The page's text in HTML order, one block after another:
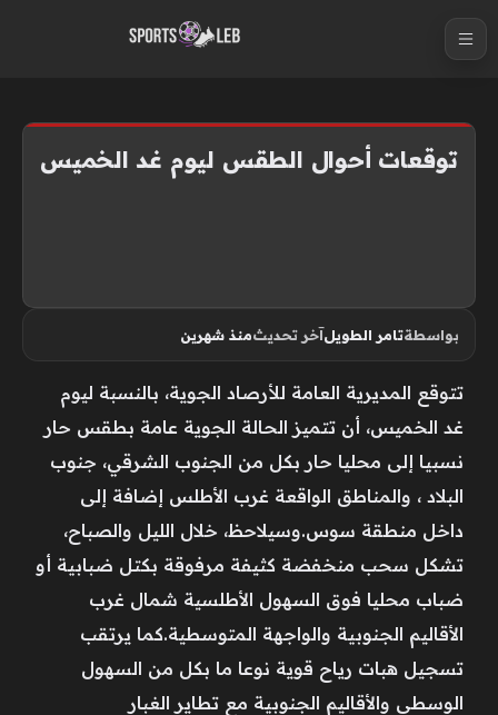
توقعات أحوال الطقس ليوم غد الخميس
بواسطةتامر الطويلآخر تحديثمنذ شهرين
تتوقع المديرية العامة للأرصاد الجوية، بالنسبة ليوم
غد الخميس، أن تتميز الحالة الجوية عامة بطقس حار
نسبيا إلى محليا حار بكل من الجنوب الشرقي، جنوب
البلاد ، والمناطق الواقعة غرب الأطلس إضافة إلى
داخل منطقة سوس.وسيلاحظ، خلال الليل والصباح،
تشكل سحب منخفضة كثيفة مرفوقة بكتل ضبابية أو
ضباب محليا فوق السهول الأطلسية شمال غرب
الأقاليم الجنوبية والواجهة المتوسطية.كما يرتقب
تسجيل هبات رياح قوية نوعا ما بكل من السهول
الوسطى والأقاليم الجنوبية مع تطاير الغبار